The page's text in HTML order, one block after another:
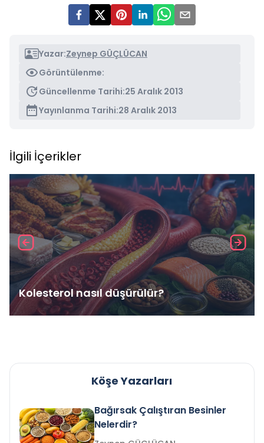
Yazar:Zeynep GÜÇLÜCAN
Görüntülenme:
Güncellenme Tarihi:25 Aralık 2013
Yayınlanma Tarihi:28 Aralık 2013
İlgili İçerikler
Kolesterol nasıl düşürülür?
Köşe Yazarları
Bağırsak Çalıştıran Besinler
Nelerdir?